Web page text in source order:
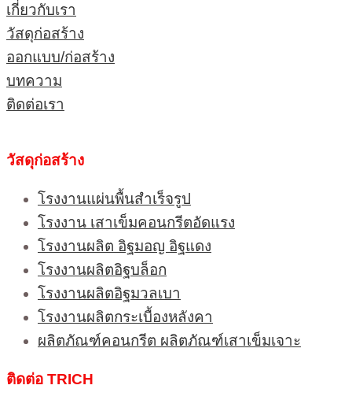
เกี่ยวกับเรา
วัสดุก่อสร้าง
ออกแบบ/ก่อสร้าง
บทความ
ติดต่อเรา
วัสดุก่อสร้าง
โรงงานแผ่นพื้นสำเร็จรูป
โรงงาน เสาเข็มคอนกรีตอัดแรง
โรงงานผลิต อิฐมอญ อิฐแดง
โรงงานผลิตอิฐบล็อก
โรงงานผลิตอิฐมวลเบา
โรงงานผลิตกระเบื้องหลังคา
ผลิตภัณฑ์คอนกรีต ผลิตภัณฑ์เสาเข็มเจาะ
ติดต่อ TRICH